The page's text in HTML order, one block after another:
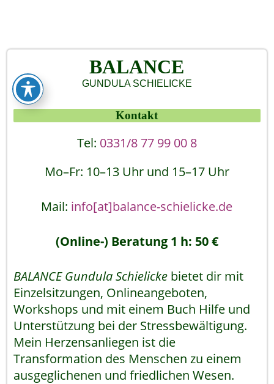
BALANCE
GUNDULA SCHIELICKE
Kontakt
Tel: 0331/8 77 99 00 8
Mo–Fr: 10–13 Uhr und 15–17 Uhr
Mail: info[at]balance-schielicke.de
(Online-) Beratung 1 h: 50 €
BALANCE Gundula Schielicke bietet dir mit
Einzelsitzungen, Onlineangeboten,
Workshops und mit einem Buch Hilfe und
Unterstützung bei der Stressbewältigung.
Mein Herzensanliegen ist die
Transformation des Menschen zu einem
ausgeglichenen und friedlichen Wesen.